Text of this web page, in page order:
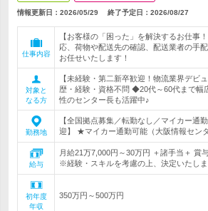
情報更新日：2026/05/29 終了予定日： 2026/08/27
仕事内容
【お客様の「困った」を解決するお仕事
応、荷物や配送先の確認、配送業者の手
お任せいたします！
対象と
なる方
【未経験・第二新卒歓迎！物流業界デビ
歴・経験・資格不問 ◆20代～60代まで
性のセンター長も活躍中♪
勤務地
【全国拠点募集／転勤なし／マイカー通
迎】 ★マイカー通勤可能（大阪情報セン
給与
月給21万7,000円～30万円 ＋諸手当＋ 賞
※経験・スキルを考慮の上、決定いたし
初年度
年収
350万円～500万円